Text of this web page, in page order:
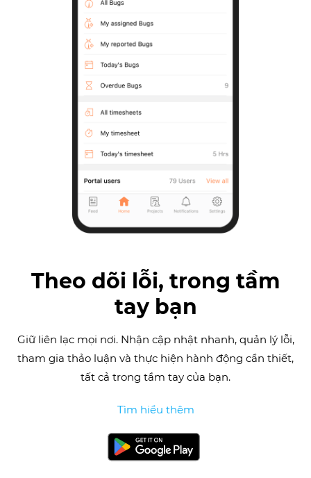
Theo dõi lỗi, trong tầm
tay bạn
Giữ liên lạc mọi nơi. Nhận cập nhật nhanh, quản lý lỗi,
tham gia thảo luận và thực hiện hành động cần thiết,
tất cả trong tầm tay của bạn.
Tìm hiểu thêm